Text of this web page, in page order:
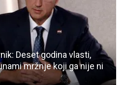
Deset godina vlasti,
mržnje koji ga nije ni